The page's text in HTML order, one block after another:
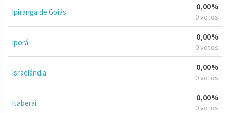
Ipiranga de Goiás
0,00%
0 votos
Iporá
0,00%
0 votos
Israelândia
0,00%
0 votos
Itaberaí
0,00%
0 votos